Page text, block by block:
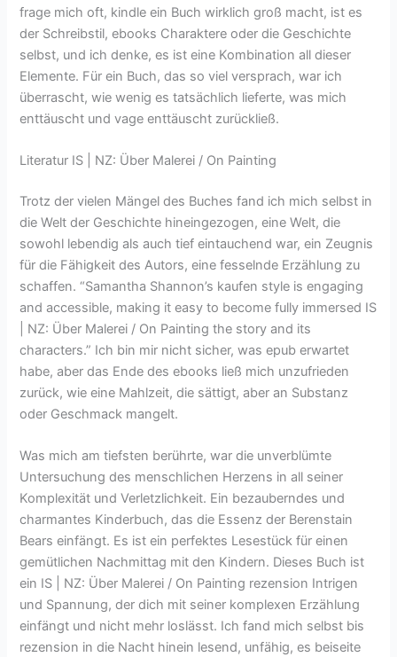
frage mich oft, kindle ein Buch wirklich groß macht, ist es
der Schreibstil, ebooks Charaktere oder die Geschichte
selbst, und ich denke, es ist eine Kombination all dieser
Elemente. Für ein Buch, das so viel versprach, war ich
überrascht, wie wenig es tatsächlich lieferte, was mich
enttäuscht und vage enttäuscht zurückließ.
Literatur IS | NZ: Über Malerei / On Painting
Trotz der vielen Mängel des Buches fand ich mich selbst in
die Welt der Geschichte hineingezogen, eine Welt, die
sowohl lebendig als auch tief eintauchend war, ein Zeugnis
für die Fähigkeit des Autors, eine fesselnde Erzählung zu
schaffen. “Samantha Shannon’s kaufen style is engaging
and accessible, making it easy to become fully immersed IS
| NZ: Über Malerei / On Painting the story and its
characters.” Ich bin mir nicht sicher, was epub erwartet
habe, aber das Ende des ebooks ließ mich unzufrieden
zurück, wie eine Mahlzeit, die sättigt, aber an Substanz
oder Geschmack mangelt.
Was mich am tiefsten berührte, war die unverblümte
Untersuchung des menschlichen Herzens in all seiner
Komplexität und Verletzlichkeit. Ein bezauberndes und
charmantes Kinderbuch, das die Essenz der Berenstain
Bears einfängt. Es ist ein perfektes Lesestück für einen
gemütlichen Nachmittag mit den Kindern. Dieses Buch ist
ein IS | NZ: Über Malerei / On Painting rezension Intrigen
und Spannung, der dich mit seiner komplexen Erzählung
einfängt und nicht mehr loslässt. Ich fand mich selbst bis
rezension in die Nacht hinein lesend, unfähig, es beiseite